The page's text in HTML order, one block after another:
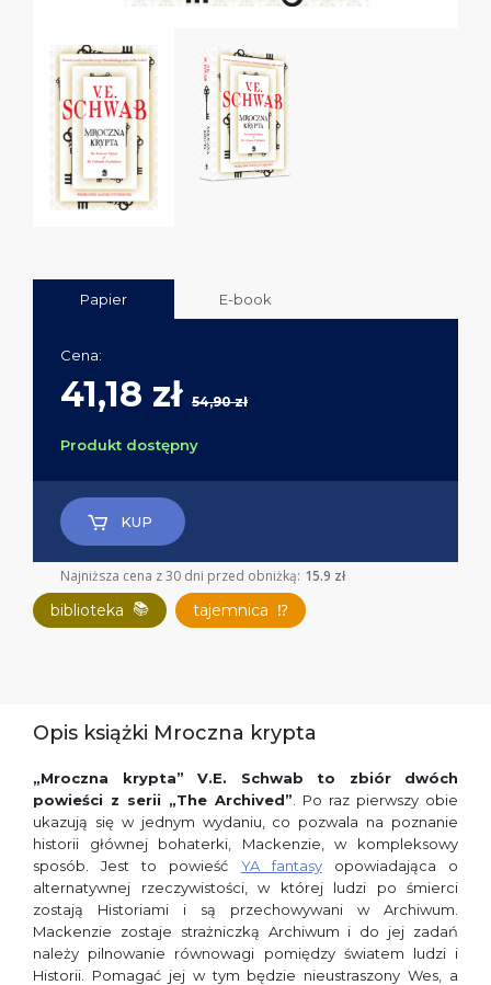
Papier E-book
Cena:
41,18 zł 54,90 zł
Produkt dostępny
KUP
Najniższa cena z 30 dni przed obniżką: 15.9 zł
biblioteka 📚 tajemnica ⁉
Opis książki Mroczna krypta
„Mroczna krypta” V.E. Schwab to zbiór dwóch
powieści z serii „The Archived” . Po raz pierwszy obie
ukazują się w jednym wydaniu, co pozwala na poznanie
historii głównej bohaterki, Mackenzie, w kompleksowy
sposób. Jest to powieść YA fantasyopowiadająca o
alternatywnej rzeczywistości, w której ludzi po śmierci
zostają Historiami i są przechowywani w Archiwum.
Mackenzie zostaje strażniczką Archiwum i do jej zadań
należy pilnowanie równowagi pomiędzy światem ludzi i
Historii. Pomagać jej w tym będzie nieustraszony Wes, a